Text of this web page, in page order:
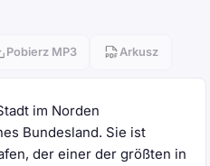
Pobierz MP3 Arkusz
im Norden
Bundesland. Sie ist
der einer der größten in